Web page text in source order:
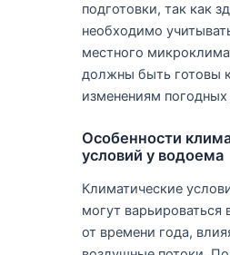
подготовки, так как
необходимо
местного
должны быть готовы
изменениям
Особенности
условий у водоема
Климатические
могут варьироваться
от времени года,